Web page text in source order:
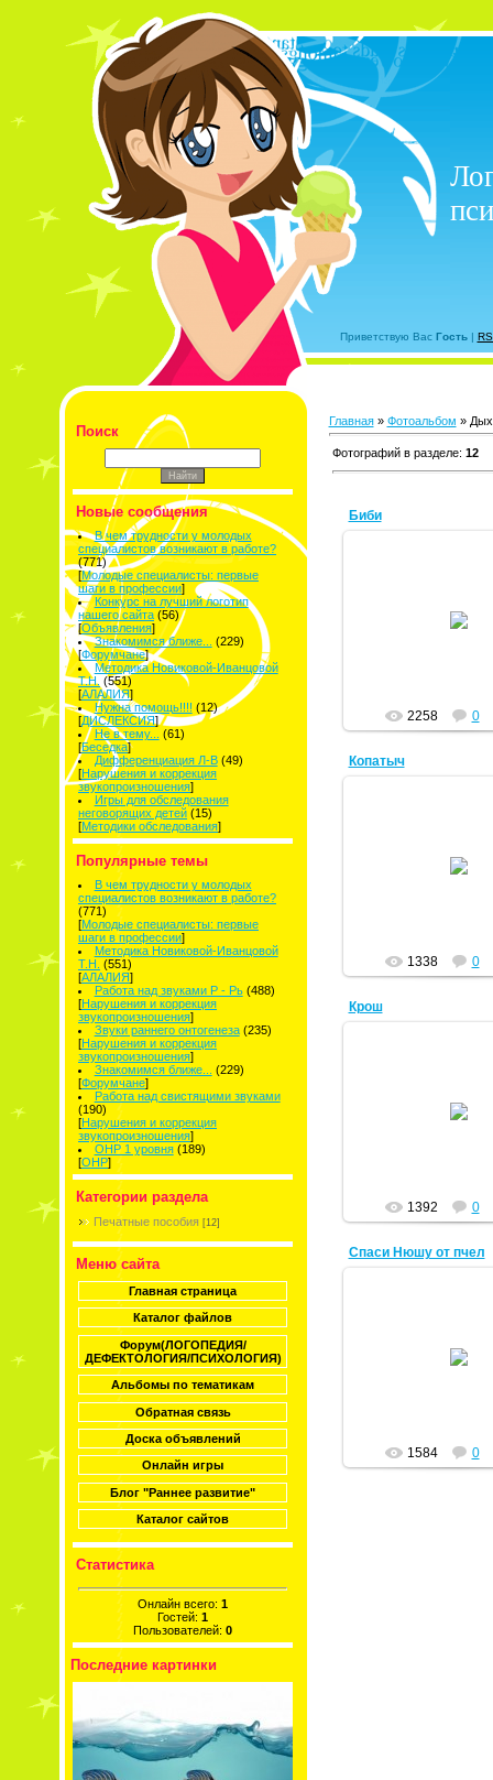
Приветствую Вас Гость|
Поиск
Новые сообщения
В чем трудности у молодых
специалистов возникают в работе?
(771)
[Молодые специалисты: первые
шаги в профессии]
Конкурс на лучший логотип
нашего сайта (56)
[Объявления]
Знакомимся ближе...
(229)
[Форумчане]
Методика Новиковой-Иванцовой
Т.Н. (551)
[АЛАЛИЯ]
Нужна помощь!!!! (12)
[ДИСЛЕКСИЯ]
Не в тему...
(61)
[Беседка]
Дифференциация Л-В (49)
[Нарушения и коррекция
звукопроизношения]
Игры для обследования
неговорящих детей (15)
[Методики обследования]
Популярные темы
В чем трудности у молодых
специалистов возникают в работе?
(771)
[Молодые специалисты: первые
шаги в профессии]
Методика Новиковой-Иванцовой
Т.Н. (551)
[АЛАЛИЯ]
Работа над звуками Р - Рь (488)
[Нарушения и коррекция
звукопроизношения]
Звуки раннего онтогенеза (235)
[Нарушения и коррекция
звукопроизношения]
Знакомимся ближе...
(229)
[Форумчане]
Работа над свистящими звуками
(190)
[Нарушения и коррекция
звукопроизношения]
ОНР 1 уровня (189)
[ОНР]
Категории раздела
Печатные пособия [12]
Меню сайта
Главная страница
Каталог файлов
Форум(ЛОГОПЕДИЯ/
ДЕФЕКТОЛОГИЯ/ПСИХОЛОГИЯ)
Альбомы по тематикам
Обратная связь
Доска объявлений
Онлайн игры
Блог "Раннее развитие"
Каталог сайтов
Статистика
Онлайн всего: 1
Гостей: 1
Пользователей: 0
Последние картинки
Главная» Фотоальбом »
Фотографий в разделе: 12
Биби
2258 0
Копатыч
1338 0
Крош
1392 0
Спаси Нюшу от пчел
1584 0